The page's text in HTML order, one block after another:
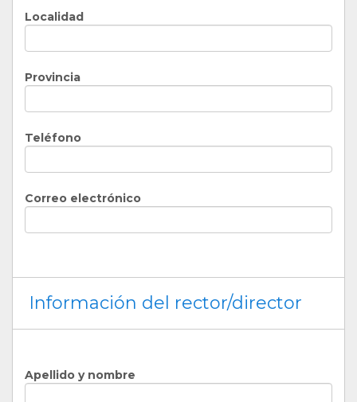
Localidad
Provincia
Teléfono
Correo electrónico
Información del rector/director
Apellido y nombre